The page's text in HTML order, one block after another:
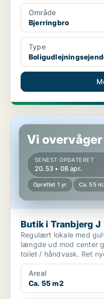
Område
Bjerringbro
Type
Butik i Tranbjerg J
Vi
SENEST OPDATERET
20.53 • 08 apr.
Oprettet 1 yr Ca. 55
Butik i Tranbjerg J
Regulært lokale med
længde ud mod center
toilet / håndvask. Ret
Areal
Ca. 55 m2